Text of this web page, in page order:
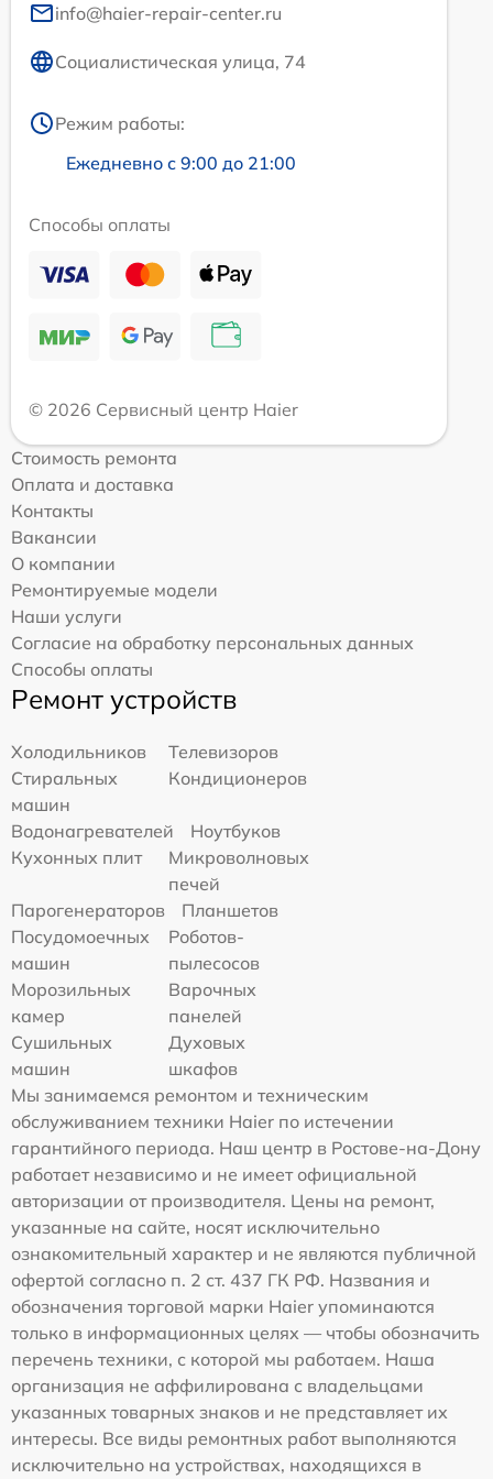
info@haier-repair-center.ru
Социалистическая улица, 74
Режим работы:
Ежедневно с 9:00 до 21:00
Способы оплаты
© 2026 Сервисный центр Haier
Стоимость ремонта
Оплата и доставка
Контакты
Вакансии
О компании
Ремонтируемые модели
Наши услуги
Согласие на обработку персональных данных
Способы оплаты
Ремонт устройств
Холодильников
Телевизоров
Стиральных
машин
Кондиционеров
Водонагревателей
Ноутбуков
Кухонных плит
Микроволновых
печей
Парогенераторов
Планшетов
Посудомоечных
машин
Роботов-
пылесосов
Морозильных
камер
Варочных
панелей
Сушильных
машин
Духовых
шкафов
Мы занимаемся ремонтом и техническим
обслуживанием техники Haier по истечении
гарантийного периода. Наш центр в Ростове-на-Дону
работает независимо и не имеет официальной
авторизации от производителя. Цены на ремонт,
указанные на сайте, носят исключительно
ознакомительный характер и не являются публичной
офертой согласно п. 2 ст. 437 ГК РФ. Названия и
обозначения торговой марки Haier упоминаются
только в информационных целях — чтобы обозначить
перечень техники, с которой мы работаем. Наша
организация не аффилирована с владельцами
указанных товарных знаков и не представляет их
интересы. Все виды ремонтных работ выполняются
исключительно на устройствах, находящихся в